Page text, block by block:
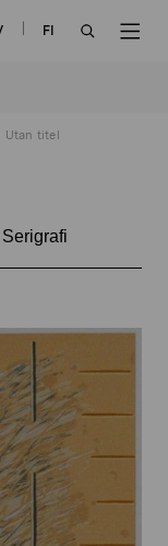
FI
Utan titel
Serigrafi